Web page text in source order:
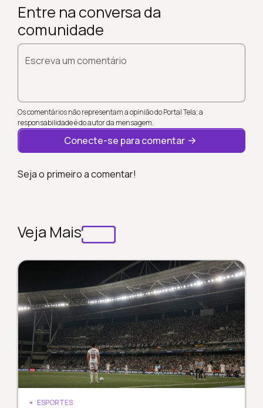
Entre na conversa da
comunidade
Escreva um comentário
Os comentários não representam a opinião do Portal Tela; a
responsabilidade é do autor da mensagem.
Conecte-se para comentar
Seja o primeiro a comentar!
Veja Mais
ESPORTES